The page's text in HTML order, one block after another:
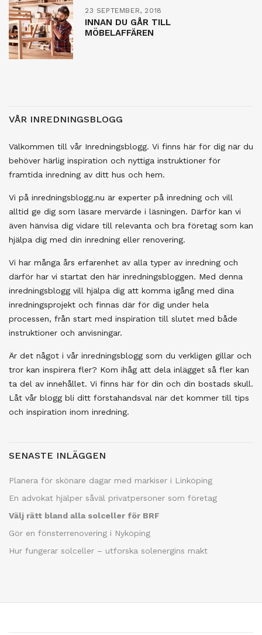
23 SEPTEMBER, 2018
INNAN DU GÅR TILL
MÖBELAFFÄREN
VÅR INREDNINGSBLOGG
Välkommen till vår Inredningsblogg. Vi finns här för dig när du
behöver härlig inspiration och nyttiga instruktioner för
framtida inredning av ditt hus och hem.
Vi på inredningsblogg.nu är experter på inredning och vill
alltid ge dig som läsare mervärde i läsningen. Därför kan vi
även hänvisa dig vidare till relevanta och bra företag som kan
hjälpa dig med din inredning eller renovering.
Vi har många års erfarenhet av alla typer av inredning och
därför har vi startat den här inredningsbloggen. Med denna
inredningsblogg vill hjälpa dig att komma igång med dina
inredningsprojekt och finnas där för dig under hela
processen, från start med inspiration till slutet med både
instruktioner och anvisningar.
Är det något i vår inredningsblogg som du verkligen gillar och
tror kan inspirera fler? Kom ihåg att dela inlägget så fler kan
ta del av innehållet. Vi finns här för din och din bostads skull.
Låt vår blogg bli ditt förstahandsval när det kommer till tips
och inspiration inom inredning.
SENASTE INLÄGGEN
Planera för skönare dagar med markiser i Linköping
En advokat hjälper såväl privatpersoner som företag
Välj rätt bland alla solceller för BRF
Gör en fönsterrenovering i Nyköping
Hur fungerar solceller – utforska solenergins makt